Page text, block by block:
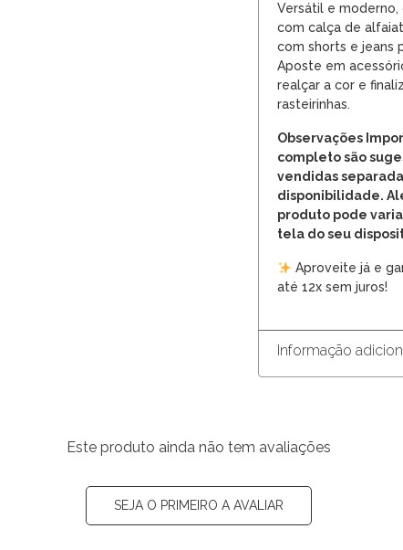
Versátil e
com calça de
com shorts e jeans
Aposte em
realçar a cor e
rasteirinhas.
Observações
completo são
vendidas
disponibilidade.
produto pode
tela do seu
Aproveite já e
até 12x sem juros!
Informação
Este produto ainda não tem avaliações
SEJA O PRIMEIRO A AVALIAR